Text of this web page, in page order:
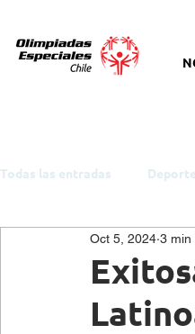
Todas las entradas Deporte
ODS y Política Pública
Snowboard
Oct 5, 2024 3 min